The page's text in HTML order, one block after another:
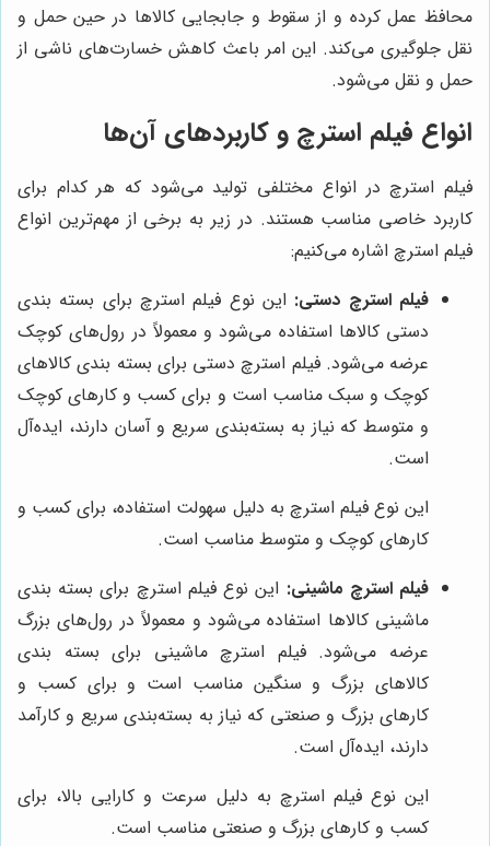
محافظ عمل کرده و از سقوط و جابجایی کالاها در حین حمل و
نقل جلوگیری می‌کند. این امر باعث کاهش خسارت‌های ناشی از
حمل و نقل می‌شود.
انواع فیلم استرچ و کاربردهای آن‌ها
فیلم استرچ در انواع مختلفی تولید می‌شود که هر کدام برای
کاربرد خاصی مناسب هستند. در زیر به برخی از مهم‌ترین انواع
فیلم استرچ اشاره می‌کنیم:
فیلم استرچ دستی: این نوع فیلم استرچ برای بسته بندی
دستی کالاها استفاده می‌شود و معمولاً در رول‌های کوچک
عرضه می‌شود. فیلم استرچ دستی برای بسته بندی کالاهای
کوچک و سبک مناسب است و برای کسب و کارهای کوچک
و متوسط که نیاز به بسته‌بندی سریع و آسان دارند، ایده‌آل
است.
این نوع فیلم استرچ به دلیل سهولت استفاده، برای کسب و
کارهای کوچک و متوسط مناسب است.
فیلم استرچ ماشینی: این نوع فیلم استرچ برای بسته بندی
ماشینی کالاها استفاده می‌شود و معمولاً در رول‌های بزرگ
عرضه می‌شود. فیلم استرچ ماشینی برای بسته بندی
کالاهای بزرگ و سنگین مناسب است و برای کسب و
کارهای بزرگ و صنعتی که نیاز به بسته‌بندی سریع و کارآمد
دارند، ایده‌آل است.
این نوع فیلم استرچ به دلیل سرعت و کارایی بالا، برای
کسب و کارهای بزرگ و صنعتی مناسب است.